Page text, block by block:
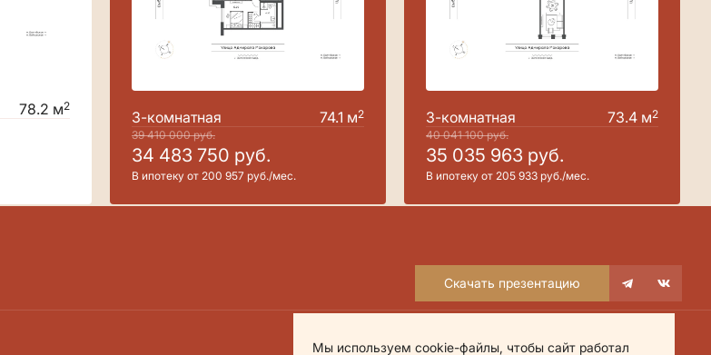
78.2 м2
3-комнатная 74.1 м2
39 410 000руб.
34 483 750 руб.
В ипотеку от 200 957 руб./мес.
3-комнатная 73.4 м2
40 041 100руб.
35 035 963 руб.
В ипотеку от 205 933 руб./мес.
Скачать презентацию
Мы используем cookie-файлы, чтобы сайт работал